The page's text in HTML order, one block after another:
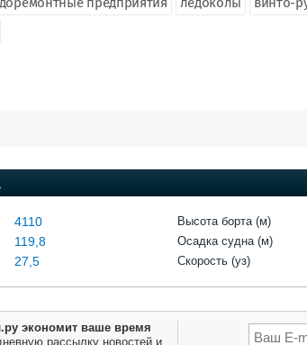
4110
119,8
27,5
Высота борта (м)
Осадка судна (м)
Скорость (уз)
экономит ваше время
рассылку новостей и